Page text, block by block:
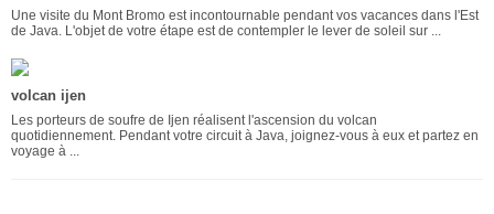
Une visite du Mont Bromo est incontournable pendant vos vacances dans l'Est
de Java. L'objet de votre étape est de contempler le lever de soleil sur ...
volcan ijen
Les porteurs de soufre de Ijen réalisent l'ascension du volcan
quotidiennement. Pendant votre circuit à Java, joignez-vous à eux et partez en
voyage à ...